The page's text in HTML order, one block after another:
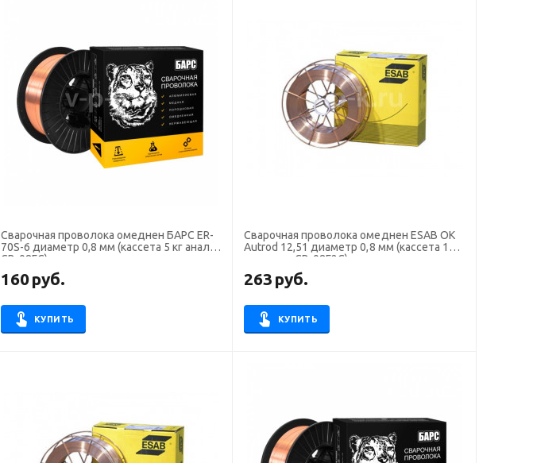
Сварочная проволока омеднен БАРС ER-
70S-6 диаметр 0,8 мм (кассета 5 кг аналог
СВ-08ГС)
160руб.
КУПИТЬ
Сварочная проволока омеднен ESAB OK
Autrod 12,51 диаметр 0,8 мм (кассета 15
кг аналог СВ-08Г2С)
263 руб.
КУПИТЬ